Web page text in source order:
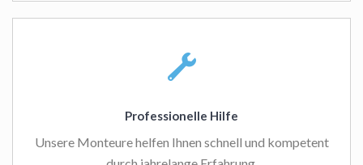
Professionelle Hilfe
Unsere Monteure helfen Ihnen schnell und kompetent